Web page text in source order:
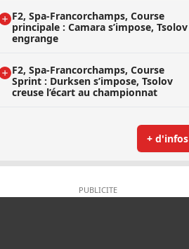
F2, Spa-Francorchamps, Course
principale : Camara s’impose, Tsolov
engrange
F2, Spa-Francorchamps, Course
Sprint : Durksen s’impose, Tsolov
creuse l’écart au championnat
+ d'infos